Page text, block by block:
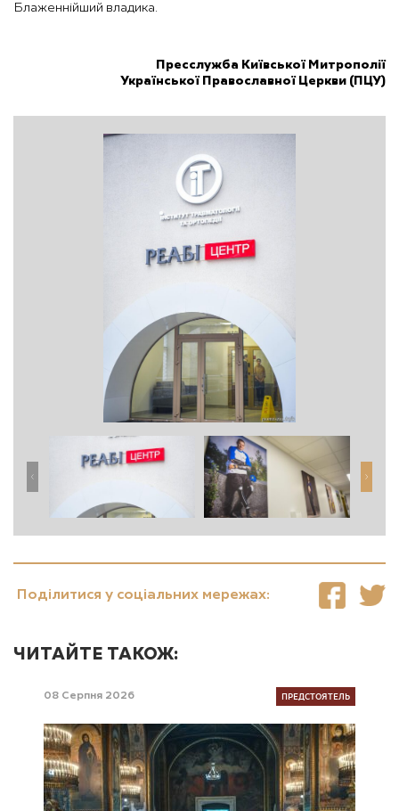
Блаженнійший владика.
Пресслужба Київської Митрополії
Української Православної Церкви (ПЦУ)
Поділитися у соціальних мережах:
ЧИТАЙТЕ ТАКОЖ:
08 Серпня 2026 ПРЕДСТОЯТЕЛЬ